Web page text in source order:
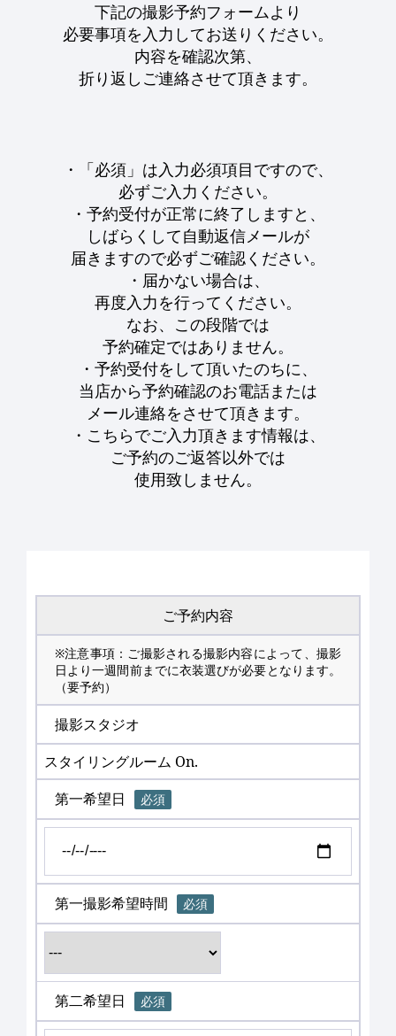
下記の撮影予約フォームより
必要事項を入力してお送りください。
内容を確認次第、
折り返しご連絡させて頂きます。
・「必須」は入力必須項目ですので、
必ずご入力ください。
・予約受付が正常に終了しますと、
しばらくして自動返信メールが
届きますので必ずご確認ください。
・届かない場合は、
再度入力を行ってください。
なお、この段階では
予約確定ではありません。
・予約受付をして頂いたのちに、
当店から予約確認のお電話または
メール連絡をさせて頂きます。
・こちらでご入力頂きます情報は、
ご予約のご返答以外では
使用致しません。
ご予約内容
※注意事項：ご撮影される撮影内容によって、撮影
日より一週間前までに衣装選びが必要となります。
（要予約）
撮影スタジオ
スタイリングルーム On.
第一希望日
必須
第一撮影希望時間 必須
第二希望日 必須